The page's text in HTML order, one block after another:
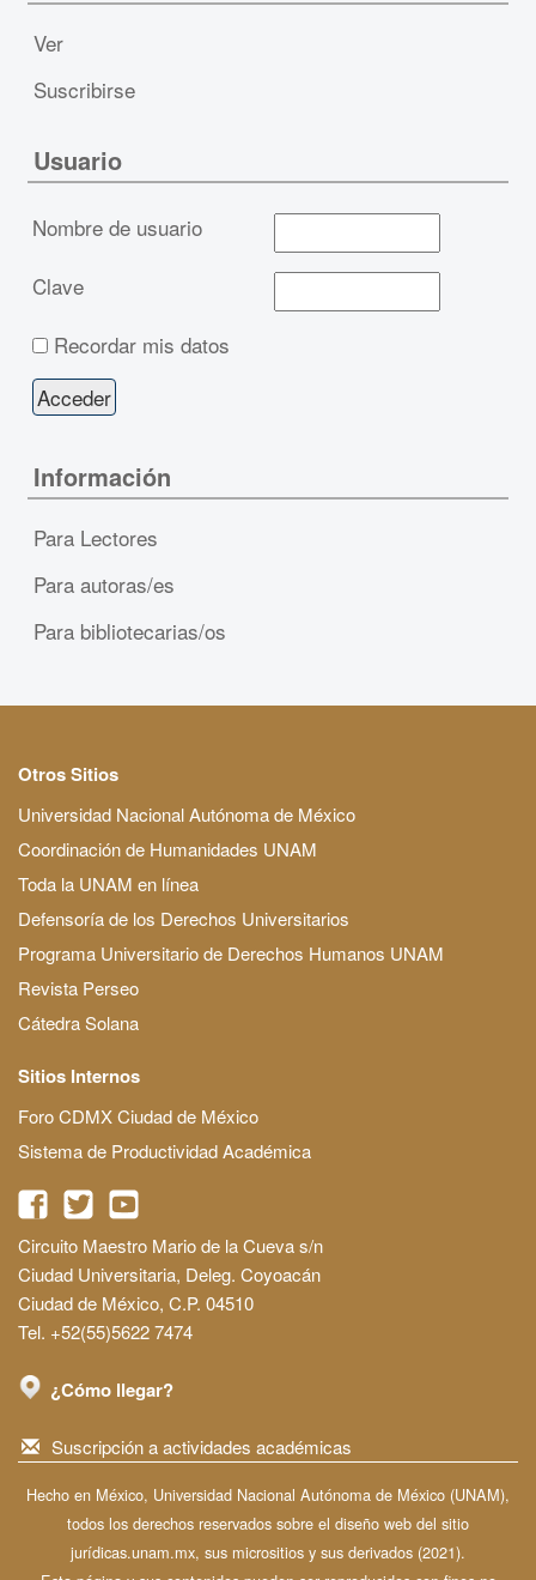
Ver
Suscribirse
Usuario
Nombre de usuario
Clave
Recordar mis datos
Información
Para Lectores
Para autoras/es
Para bibliotecarias/os
Otros Sitios
Universidad Nacional Autónoma de México
Coordinación de Humanidades UNAM
Toda la UNAM en línea
Defensoría de los Derechos Universitarios
Programa Universitario de Derechos Humanos UNAM
Revista Perseo
Cátedra Solana
Sitios Internos
Foro CDMX Ciudad de México
Sistema de Productividad Académica
Circuito Maestro Mario de la Cueva s/n
Ciudad Universitaria, Deleg. Coyoacán
Ciudad de México, C.P. 04510
Tel. +52(55)5622 7474
¿Cómo llegar?
Suscripción a actividades académicas
Hecho en México, Universidad Nacional Autónoma de México (UNAM),
todos los derechos reservados sobre el diseño web del sitio
jurídicas.unam.mx, sus micrositios y sus derivados (2021).